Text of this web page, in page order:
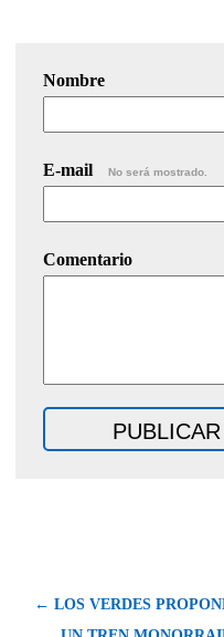
Nombre
E-mail No será mostrado.
Comentario
← LOS VERDES